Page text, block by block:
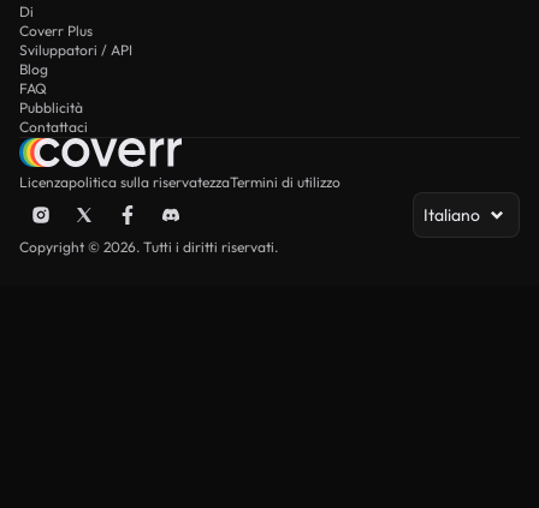
Di
Coverr Plus
Sviluppatori / API
Blog
FAQ
Pubblicità
Contattaci
Licenzapolitica sulla riservatezzaTermini di utilizzo
Italiano
Copyright © 2026. Tutti i diritti riservati.